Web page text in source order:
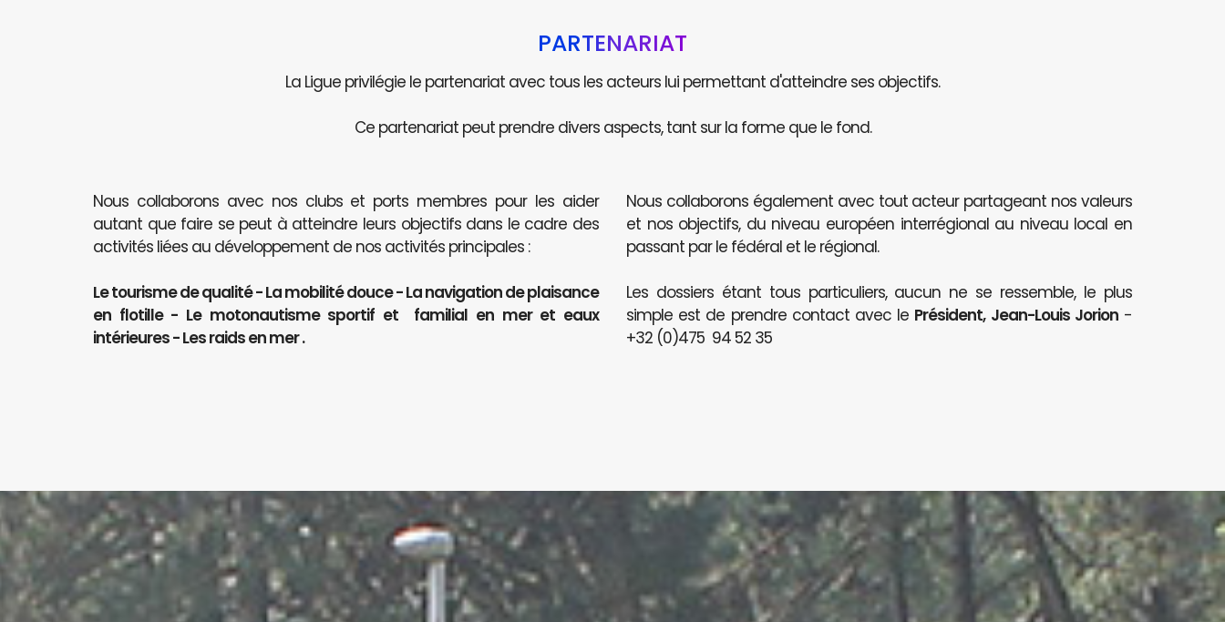
PARTENARIAT
La Ligue privilégie le partenariat avec tous les acteurs lui permettant d'atteindre ses objectifs.
Ce partenariat peut prendre divers aspects, tant sur la forme que le fond.
Nous collaborons avec nos clubs et ports membres pour les aider
autant que faire se peut à atteindre leurs objectifs dans le cadre des
activités liées au développement de nos activités principales :
Le tourisme de qualité - La mobilité douce - La navigation de plaisance
en flotille - Le motonautisme sportif et familial en mer et eaux
intérieures - Les raids en mer .
Nous collaborons également avec tout acteur partageant nos valeurs
et nos objectifs, du niveau européen interrégional au niveau local en
passant par le fédéral et le régional.
Les dossiers étant tous particuliers, aucun ne se ressemble, le plus
simple est de prendre contact avec le Président, Jean-Louis Jorion-
+32 (0)475 94 52 35